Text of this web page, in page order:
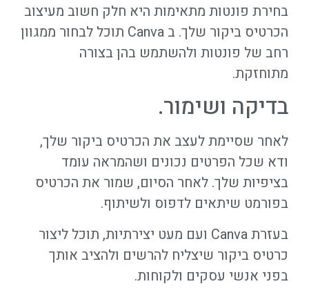
בחירת פונטות מתאימות היא חלק חשוב מעיצוב
הכרטיס ביקור שלך. ב Canva תוכל לבחור ממגוון
רחב של פונטות ולהשתמש בהן בצורה
מתוחזקת.
בדיקה ושימור.
לאחר שסיימת לעצב את הכרטיס ביקור שלך,
ודא שכל הפרטים נכונים ושהמראה עומד
בציפיות שלך. לאחר הסיום, שמור את הכרטיס
בפורמט שיתאים לדפוס ולשיתוף.
בעזרת Canva ועם מעט יצירתיות, תוכל ליצור
כרטיס ביקור שיצליח להרשים ולהציב אותך
בפני אנשי עסקים ולקוחות.